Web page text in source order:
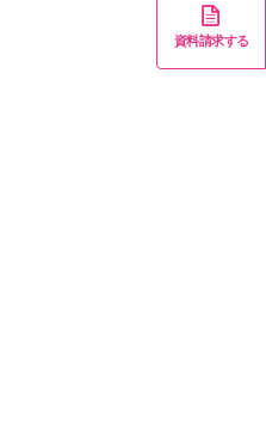
資料請求する